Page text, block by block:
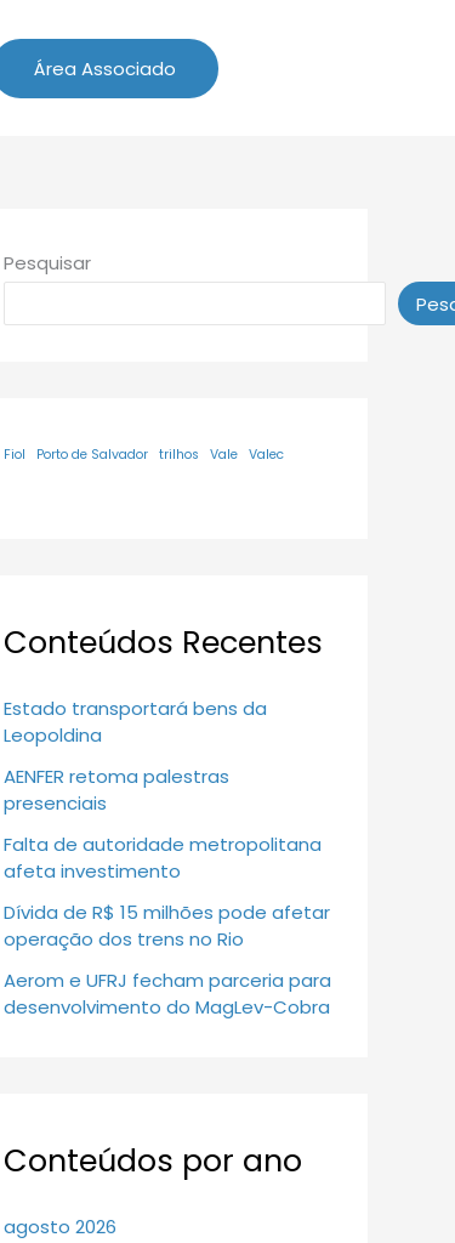
Área Associado
Pesquisar
Fiol Porto de Salvador trilhos Vale Valec
Conteúdos Recentes
Estado transportará bens da
Leopoldina
AENFER retoma palestras
presenciais
Falta de autoridade metropolitana
afeta investimento
Dívida de R$ 15 milhões pode afetar
operação dos trens no Rio
Aerom e UFRJ fecham parceria para
desenvolvimento do MagLev-Cobra
Conteúdos por ano
agosto 2026